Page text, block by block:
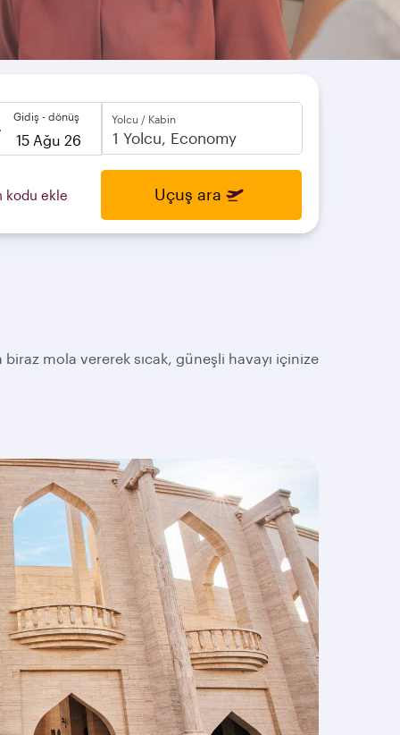
Gidiş - dönüş
open
calendar
enter
arrow
date
in
"dd
mmm
Yolcu / Kabin
kodu ekle Uçuş ara
mola vererek sıcak, güneşli havayı içinize